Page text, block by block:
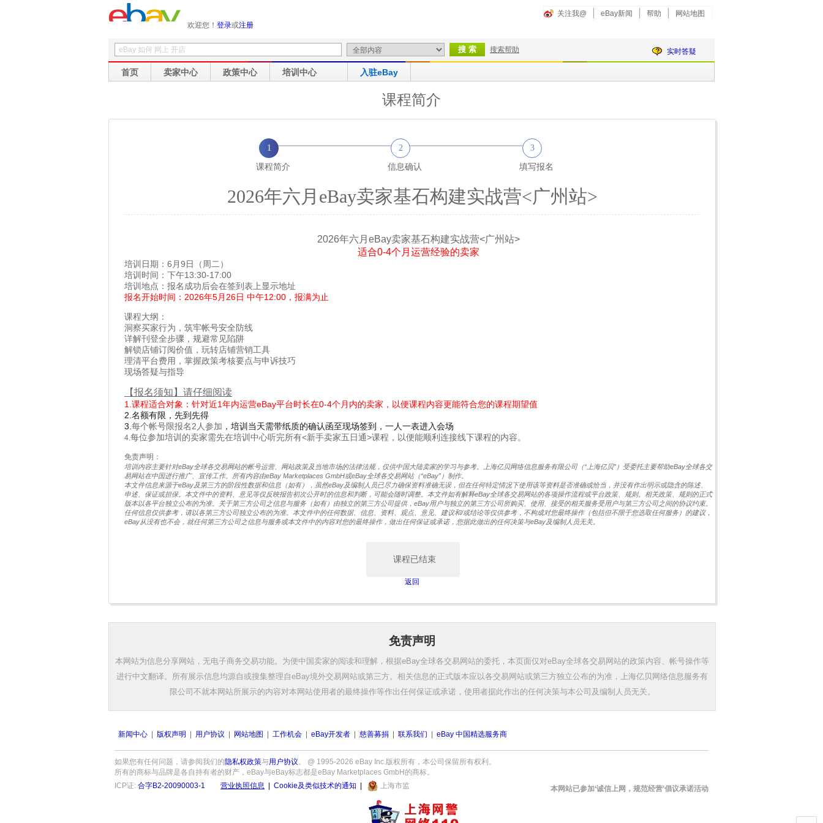
欢迎您！ 登录或注册
关注我@ eBay新闻 帮助 网站地图
搜索帮助 实时答疑
首页 卖家中心 政策中心 培训中心 入驻eBay
课程简介
1
课程简介
2
信息确认
3
填写报名
2026年六月eBay卖家基石构建实战营<广州站>
2026年六月eBay卖家基石构建实战营<广州站>
适合0-4个月运营经验的卖家
培训日期：6月9日（周二）
培训时间：下午13:30-17:00
培训地点：报名成功后会在签到表上显示地址
报名开始时间：2026年5月26日 中午12:00，报满为止
课程大纲：
洞察买家行为，筑牢帐号安全防线
详解刊登全步骤，规避常见陷阱
解锁店铺订阅价值，玩转店铺营销工具
理清平台费用，掌握政策考核要点与申诉技巧
现场答疑与指导
【报名须知】请仔细阅读
1.课程适合对象：针对近1年内运营eBay平台时长在0-4个月内的卖家，以便课程内容更能符合您的课程期望值
2.名额有限，先到先得
3. 每个帐号限报名2人参加 ，培训当天需带纸质的确认函至现场签到，一人一表进入会场
4.每位参加培训的卖家需先在培训中心听完所有<新手卖家五日通>课程，以便能顺利连接线下课程的内容。
免责声明：
培训内容主要针对eBay全球各交易网站的帐号运营、网站政策及当地市场的法律法规，仅供中国大陆卖家的学习与参考。上海亿贝网络信息服务有限公司（“上海亿贝”）受委托主要帮助eBay全球各交
易网站在中国进行推广、宣传工作。所有内容由eBay Marketplaces GmbH或eBay全球各交易网站（“eBay”）制作。
本文件信息来源于eBay及第三方的阶段性数据和信息（如有），虽然eBay及编制人员已尽力确保资料准确无误，但在任何特定情况下使用该等资料是否准确或恰当，并没有作出明示或隐含的陈述、
申述、保证或担保。本文件中的资料、意见等仅反映报告初次公开时的信息和判断，可能会随时调整。本文件如有解释eBay全球各交易网站的各项操作流程或平台政策、规则。相关政策、规则的正式
版本以各平台独立公布的为准。关于第三方公司之信息与服务（如有）由独立的第三方公司提供，eBay用户与独立的第三方公司所购买、使用、接受的相关服务受用户与第三方公司之间的协议约束。
任何信息仅供参考，请以各第三方公司独立公布的为准。本文件中的任何数据、信息、资料、观点、意见、建议和/或结论等仅供参考，不构成对您最终操作（包括但不限于您选取任何服务）的建议，
eBay从没有也不会，就任何第三方公司之信息与服务或本文件中的内容对您的最终操作，做出任何保证或承诺，您据此做出的任何决策与eBay及编制人员无关。
课程已结束
返回
免责声明
本网站为信息分享网站，无电子商务交易功能。为便中国卖家的阅读和理解，根据eBay全球各交易网站的委托，本页面仅对eBay全球各交易网站的政策内容、帐号操作等
进行中文翻译。所有展示信息均源自或搜集整理自eBay境外交易网站或第三方。相关信息的正式版本应以各交易网站或第三方独立公布的为准，上海亿贝网络信息服务有
限公司不就本网站所展示的内容对本网站使用者的最终操作等作出任何保证或承诺，使用者据此作出的任何决策与本公司及编制人员无关。
新闻中心 版权声明 用户协议 网站地图 工作机会 eBay开发者 慈善募捐 联系我们 eBay 中国精选服务商
如果您有任何问题，请参阅我们的隐私权政策与用户协议。 @ 1995-2026 eBay Inc.版权所有，本公司保留所有权利。
所有的商标与品牌是各自持有者的财产，eBay与eBay标志都是eBay Marketplaces GmbH的商标。
ICP证: 合字B2-20090003-1 营业执照信息 Cookie及类似技术的通知 上海市监 本网站已参加‘诚信上网，规范经营’倡议承诺活动